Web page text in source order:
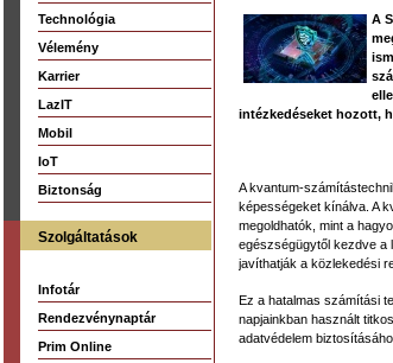
Technológia
Vélemény
Karrier
LazIT
Mobil
IoT
Biztonság
Szolgáltatások
Infotár
Rendezvénynaptár
Prim Online
A
intézkedéseket hozott,
A kvantum-
képességeket kínálva. A
megoldhatók, mint a
egészségügytől kezdve a
javíthatják a közlekedési
Ez a hatalmas számítási
napjainkban használt
adatvédelem